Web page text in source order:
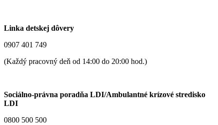
Linka detskej dôvery
0907 401 749
(Každý pracovný deň od 14:00 do 20:00 hod.)
Sociálno-právna poradňa LDI/Ambulantné krízové stredisko
LDI
0800 500 500